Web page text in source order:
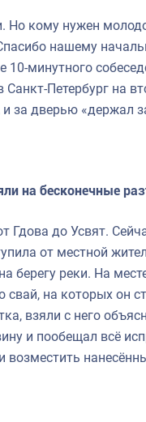
Но кому нужен
нашему
минутного
Петербург на
за дверью «держал
на бесконечные
Гдова до Усвят.
от местной
берегу реки. На
свай, на которых он
взяли с него
и пообещал всё
возместить